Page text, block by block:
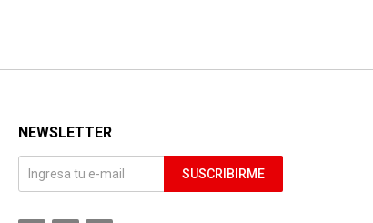
NEWSLETTER
SUSCRIBIRME